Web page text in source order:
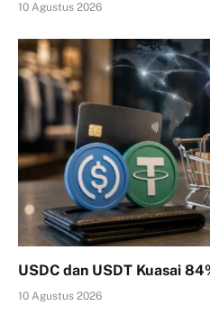
10 Agustus 2026
USDC dan USDT Kuasai
10 Agustus 2026